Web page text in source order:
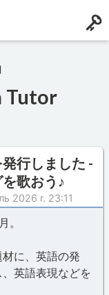
Tutor
行しました -
歌おう♪
2026 r. 23:11
。
に、英語の発
英語表現などを